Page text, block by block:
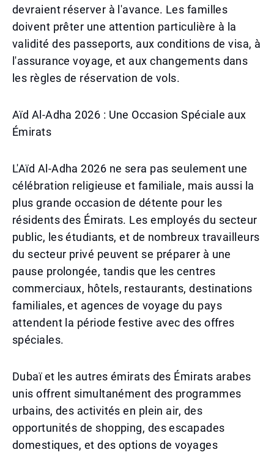
devraient réserver à l'avance. Les familles
doivent prêter une attention particulière à la
validité des passeports, aux conditions de visa, à
l'assurance voyage, et aux changements dans
les règles de réservation de vols.
Aïd Al-Adha 2026 : Une Occasion Spéciale aux
Émirats
L'Aïd Al-Adha 2026 ne sera pas seulement une
célébration religieuse et familiale, mais aussi la
plus grande occasion de détente pour les
résidents des Émirats. Les employés du secteur
public, les étudiants, et de nombreux travailleurs
du secteur privé peuvent se préparer à une
pause prolongée, tandis que les centres
commerciaux, hôtels, restaurants, destinations
familiales, et agences de voyage du pays
attendent la période festive avec des offres
spéciales.
Dubaï et les autres émirats des Émirats arabes
unis offrent simultanément des programmes
urbains, des activités en plein air, des
opportunités de shopping, des escapades
domestiques, et des options de voyages